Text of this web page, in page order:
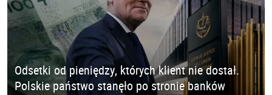
Odsetki od pieniędzy, których klient nie dostał.
Polskie państwo stanęło po stronie banków